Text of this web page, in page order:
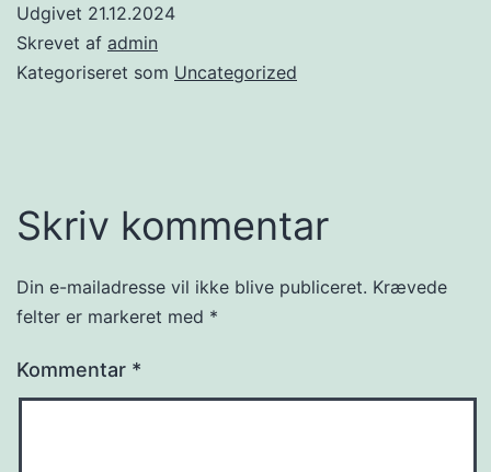
Udgivet 21.12.2024
Skrevet af admin
Kategoriseret som Uncategorized
Skriv kommentar
Din e-mailadresse vil ikke blive publiceret. Krævede
felter er markeret med *
Kommentar *